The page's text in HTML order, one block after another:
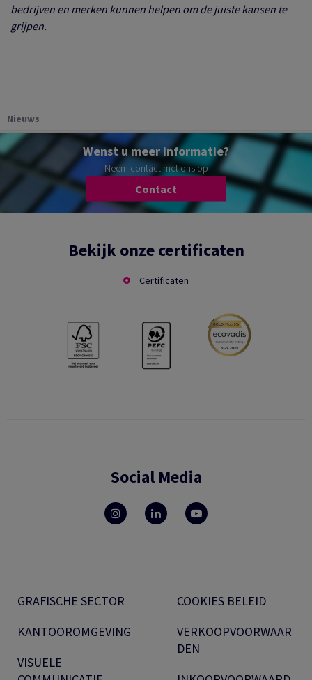
bedrijven en merken kunnen helpen om de juiste kansen te
grijpen.
Nieuws
Wenst u meer informatie?
Neem contact met ons op
Contact
Bekijk onze certificaten
Certificaten
Social Media
GRAFISCHE SECTOR
KANTOOROMGEVING
VISUELE
COOKIES BELEID
VERKOOPVOORWAAR
DEN